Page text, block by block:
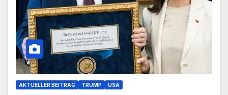
AKTUELLER BEITRAG TRUMP USA